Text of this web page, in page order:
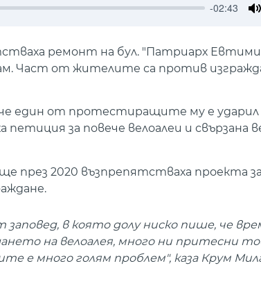
-02:43
ремонт на бул. "Патриарх
Част от жителите са против
един от протестиращите му е
за повече велоалеи и свързана
2020 възпрепятстваха проекта за
в която долу ниско пише, че
на велоалея, много ни притесни
е много голям проблем", каза Крум